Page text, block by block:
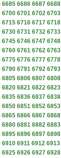
6685 6686 6687 6688
6700 6701 6702 6703
6715 6716 6717 6718
6730 6731 6732 6733
6745 6746 6747 6748
6760 6761 6762 6763
6775 6776 6777 6778
6790 6791 6792 6793
6805 6806 6807 6808
6820 6821 6822 6823
6835 6836 6837 6838
6850 6851 6852 6853
6865 6866 6867 6868
6880 6881 6882 6883
6895 6896 6897 6898
6910 6911 6912 6913
6925 6926 6927 6928